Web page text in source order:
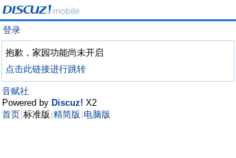
登录
抱歉，家园功能尚未开启
点击此链接进行跳转
音赋社
Powered by Discuz! X2
首页 标准版 精简版 电脑版